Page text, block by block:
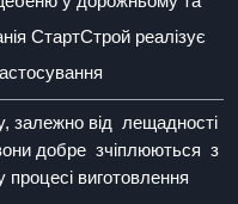
СтартСтрой реалізує
залежно від лещадності
добре зчіплюються з
процесі виготовлення